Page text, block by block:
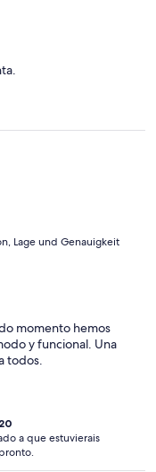
Lage und Genauigkeit
momento hemos
y funcional. Una
todos.
a que estuvierais